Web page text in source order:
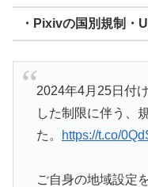
・Pixivの国別規制・
2024年4月25日付
した制限に伴う、
た。
https://t.co/
ご自身の地域設定